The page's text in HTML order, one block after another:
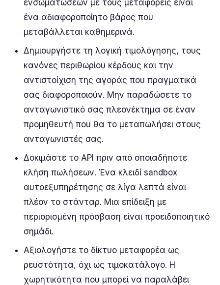
ενσωματώσεων με τους μεταφορείς είναι
ένα αδιαφοροποίητο βάρος που
μεταβάλλεται καθημερινά.
Δημιουργήστε τη λογική τιμολόγησης, τους
κανόνες περιθωρίου κέρδους και την
αντιστοίχιση της αγοράς που πραγματικά
σας διαφοροποιούν. Μην παραδώσετε το
ανταγωνιστικό σας πλεονέκτημα σε έναν
προμηθευτή που θα το μεταπωλήσει στους
ανταγωνιστές σας.
Δοκιμάστε το API πριν από οποιαδήποτε
κλήση πωλήσεων. Ένα κλειδί sandbox
αυτοεξυπηρέτησης σε λίγα λεπτά είναι
πλέον το στάνταρ. Μια επίδειξη με
περιορισμένη πρόσβαση είναι προειδοποιητικό
σημάδι.
Αξιολογήστε το δίκτυο μεταφορέα ως
ρευστότητα, όχι ως τιμοκατάλογο. Η
χωρητικότητα που μπορεί να παραλάβει